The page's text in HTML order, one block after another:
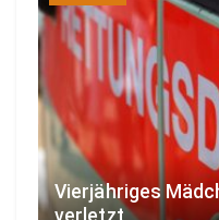
Vierjähriges